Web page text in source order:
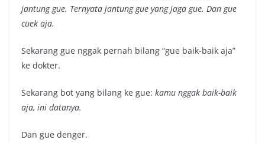
jantung gue. Ternyata jantung gue yang jaga gue. Dan gue
cuek aja.
Sekarang gue nggak pernah bilang “gue baik-baik aja”
ke dokter.
Sekarang bot yang bilang ke gue: kamu nggak baik-baik
aja, ini datanya.
Dan gue denger.